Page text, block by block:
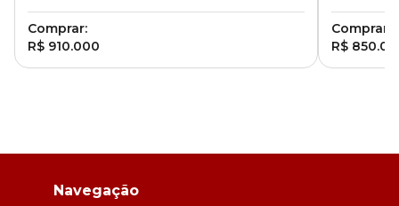
Comprar:
R$ 910.000
Comprar:
R$
Navegação